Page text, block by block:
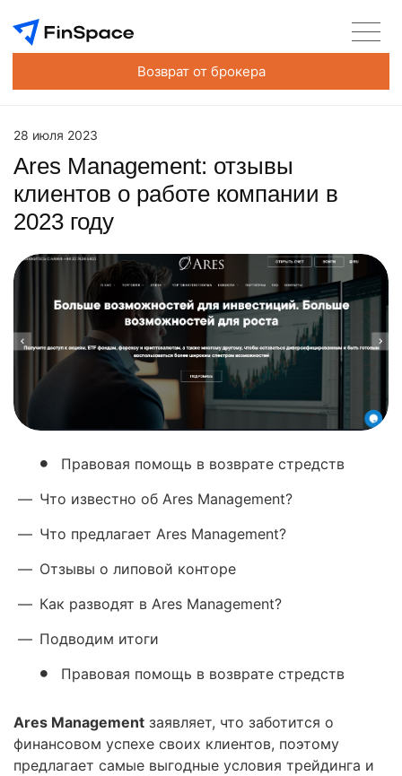
Возврат от брокера
28 июля 2023
Ares Management: отзывы
клиентов о работе компании в
2023 году
Правовая помощь в возврате стредств
— Что известно об Ares Management?
— Что предлагает Ares Management?
— Отзывы о липовой конторе
— Как разводят в Ares Management?
— Подводим итоги
Правовая помощь в возврате стредств
Ares Management заявляет, что заботится о
финансовом успехе своих клиентов, поэтому
предлагает самые выгодные условия трейдинга и